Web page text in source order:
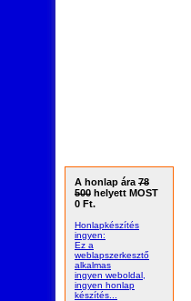
A honlap ára 78
500 helyett MOST
0 Ft.
Honlapkészítés
ingyen:
Ez a
weblapszerkesztő
alkalmas
ingyen weboldal,
ingyen honlap
készítés...